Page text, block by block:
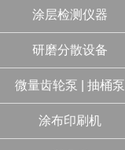
涂层检测仪器
研磨分散设备
微量齿轮泵 | 抽桶泵
涂布印刷机